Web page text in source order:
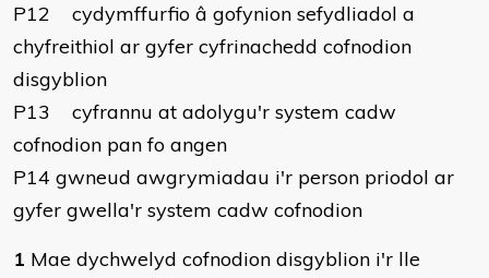
P12 cydymffurfio â gofynion sefydliadol a
chyfreithiol ar gyfer cyfrinachedd cofnodion
disgyblion
P13 cyfrannu at adolygu'r system cadw
cofnodion pan fo angen
P14 gwneud awgrymiadau i'r person priodol ar
gyfer gwella'r system cadw cofnodion
1 Mae dychwelyd cofnodion disgyblion i'r lle